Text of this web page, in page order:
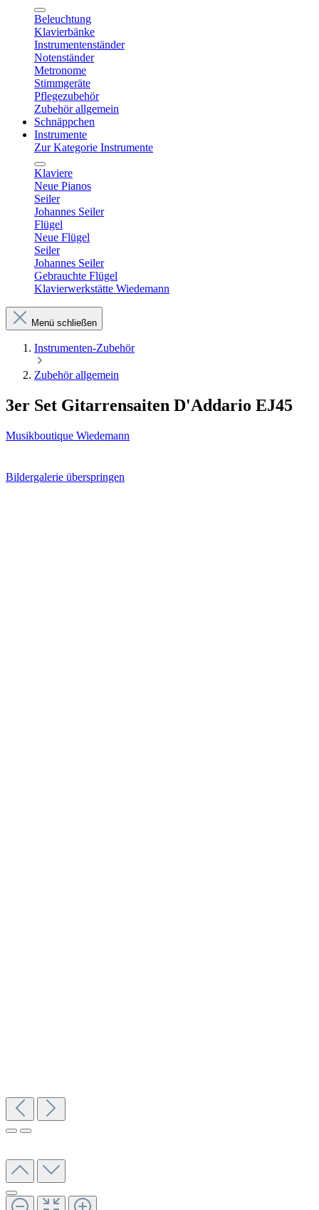
Beleuchtung
Klavierbänke
Instrumentenständer
Notenständer
Metronome
Stimmgeräte
Pflegezubehör
Zubehör allgemein
Schnäppchen
Instrumente
Zur Kategorie Instrumente
Klaviere
Neue Pianos
Seiler
Johannes Seiler
Flügel
Neue Flügel
Seiler
Johannes Seiler
Gebrauchte Flügel
Klavierwerkstätte Wiedemann
Menü schließen
Instrumenten-Zubehör
Zubehör allgemein
3er Set Gitarrensaiten D'Addario EJ45
Musikboutique Wiedemann
Bildergalerie überspringen